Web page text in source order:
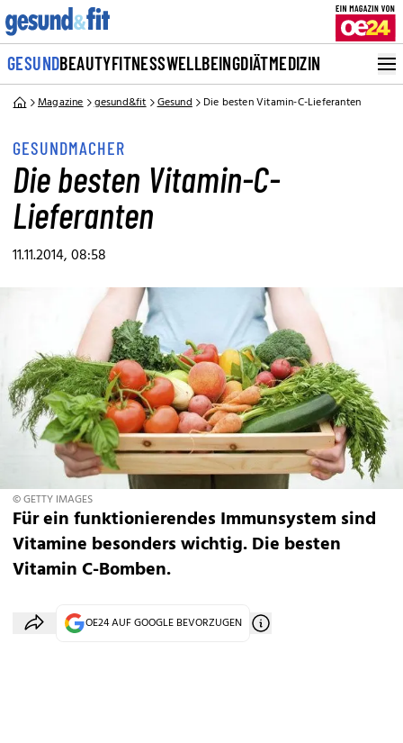
GESUNDBEAUTYFITNESSWELLBEINGDIÄTMEDIZIN
Magazine gesund&fit Gesund Die besten Vitamin-C-Lieferanten
GESUNDMACHER
Die besten Vitamin-C-
Lieferanten
11.11.2014, 08:58
© GETTY IMAGES
Für ein funktionierendes Immunsystem sind
Vitamine besonders wichtig. Die besten
Vitamin C-Bomben.
OE24 AUF GOOGLE BEVORZUGEN